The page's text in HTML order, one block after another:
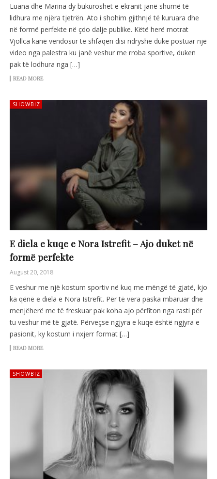
Luana dhe Marina dy bukuroshet e ekranit janë shumë të
lidhura me njëra tjetrën. Ato i shohim gjithnjë të kuruara dhe
në formë perfekte në çdo dalje publike. Këtë herë motrat
Vjollca kanë vendosur të shfaqen disi ndryshe duke postuar një
video nga palestra ku janë veshur me rroba sportive, duken
pak të lodhura nga […]
READ MORE
SHOWBIZ
E diela e kuqe e Nora Istrefit – Ajo duket në
formë perfekte
August 20, 2018
E veshur me një kostum sportiv në kuq me mëngë të gjatë, kjo
ka qënë e diela e Nora Istrefit. Për të vera paska mbaruar dhe
menjëherë me të freskuar pak koha ajo përfiton nga rasti për
tu veshur më të gjatë. Përveçse ngjyra e kuqe është ngjyra e
pasionit, ky kostum i nxjerr format […]
READ MORE
SHOWBIZ